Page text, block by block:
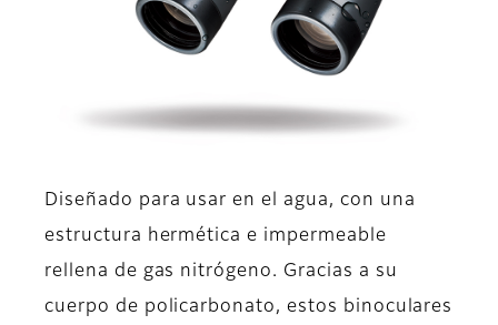
Diseñado para usar en el agua, con una
estructura hermética e impermeable
rellena de gas nitrógeno. Gracias a su
cuerpo de policarbonato, estos binoculares